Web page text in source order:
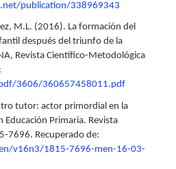
publication/338969343
M.L. (2016). La formación del
después del triunfo de la
Revista Científico-Metodológica
3606/360657458011.pdf
tutor: actor primordial en la
Educación Primaria. Revista
7696. Recuperado de:
v16n3/1815-7696-men-16-03-